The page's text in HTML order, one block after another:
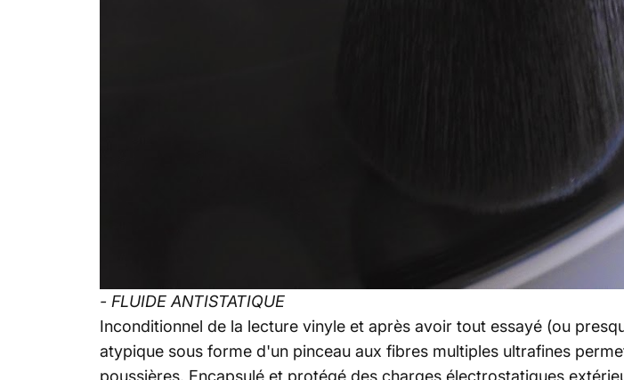
- FLUIDE ANTISTATIQUE
Inconditionnel de la lecture vinyle et après avoir tout essayé (ou
atypique sous forme d'un pinceau aux fibres multiples ultrafines